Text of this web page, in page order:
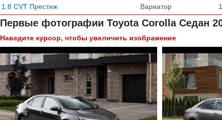
1.8 CVT Престиж
Вариатор
Первые фотографии Toyota Corolla Седан
Наведите курсор, чтобы увеличить изображение